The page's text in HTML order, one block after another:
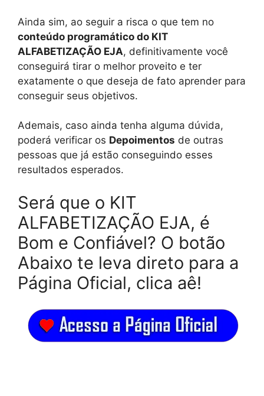
Ainda sim, ao seguir a risca o que tem no
conteúdo programático do KIT
ALFABETIZAÇÃO EJA, definitivamente você
conseguirá tirar o melhor proveito e ter
exatamente o que deseja de fato aprender para
conseguir seus objetivos.
Ademais, caso ainda tenha alguma dúvida,
poderá verificar os Depoimentos de outras
pessoas que já estão conseguindo esses
resultados esperados.
Será que o KIT
ALFABETIZAÇÃO EJA, é
Bom e Confiável? O botão
Abaixo te leva direto para a
Página Oficial, clica aê!